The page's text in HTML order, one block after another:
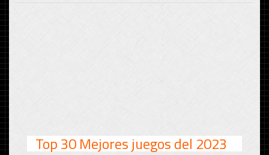
Top 30 Mejores juegos del 2023